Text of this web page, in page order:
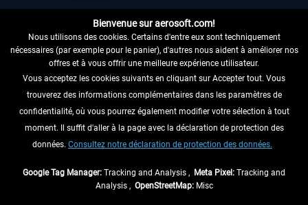
RENONCER AU CONTRAT ICI
INFORMATIONS
NE MANQUEZ PAS LES DERNIÈRES
Bienvenue sur aerosoft.com!
Nous utilisons des cookies. Certains d'entre eux sont techniquement
nécessaires (par exemple pour le panier), d'autres nous aident à améliorer nos
offres et à vous offrir une meilleure expérience utilisateur.
Vous acceptez les cookies suivants en cliquant sur Accepter tout. Vous
trouverez des informations complémentaires dans les paramètres de
confidentialité, où vous pourrez également modifier votre sélection à tout
moment. Il suffit d'aller à la page avec la déclaration de protection des
données. Consultez notre déclaration de protection des données.
Google Tag Manager: Tracking and Analysis , Meta Pixel: Tracking and
Analysis , OpenStreetMap:Misc